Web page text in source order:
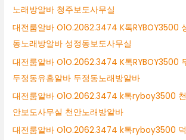
노래방알바 청주보도사무실
대전룸알바 O1O.2062.3474 K톡RYBOY3500
동노래방알바 성정동보도사무실
대전룸알바 O1O.2062.3474 K톡RYBOY3500
두정동유흥알바 두정동노래방알바
대전룸알바 O1O.2062.3474 k톡ryboy3500
안보도사무실 천안노래방알바
대전룸알바 O1O.2062.3474 k톡ryboy3500